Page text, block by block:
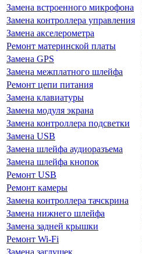
Замена встроенного микрофона
Замена контроллера управления
Замена акселерометра
Ремонт материнской платы
Замена GPS
Замена межплатного шлейфа
Ремонт цепи питания
Замена клавиатуры
Замена модуля экрана
Замена контроллера подсветки
Замена USB
Замена шлейфа аудиоразъема
Замена шлейфа кнопок
Ремонт USB
Ремонт камеры
Замена контроллера тачскрина
Замена нижнего шлейфа
Замена задней крышки
Ремонт Wi-Fi
Замена заглушек